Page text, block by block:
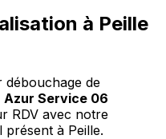
à Peille
de
Azur Service 06
RDV avec notre
présent à Peille.